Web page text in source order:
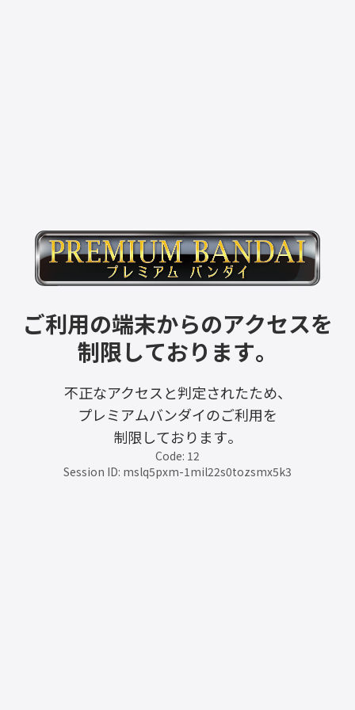
ご利用の端末からのアクセスを
制限しております。
不正なアクセスと判定されたため、
プレミアムバンダイのご利用を
制限しております。
Code: 12
Session ID: mslq5pxm-1mil22s0tozsmx5k3